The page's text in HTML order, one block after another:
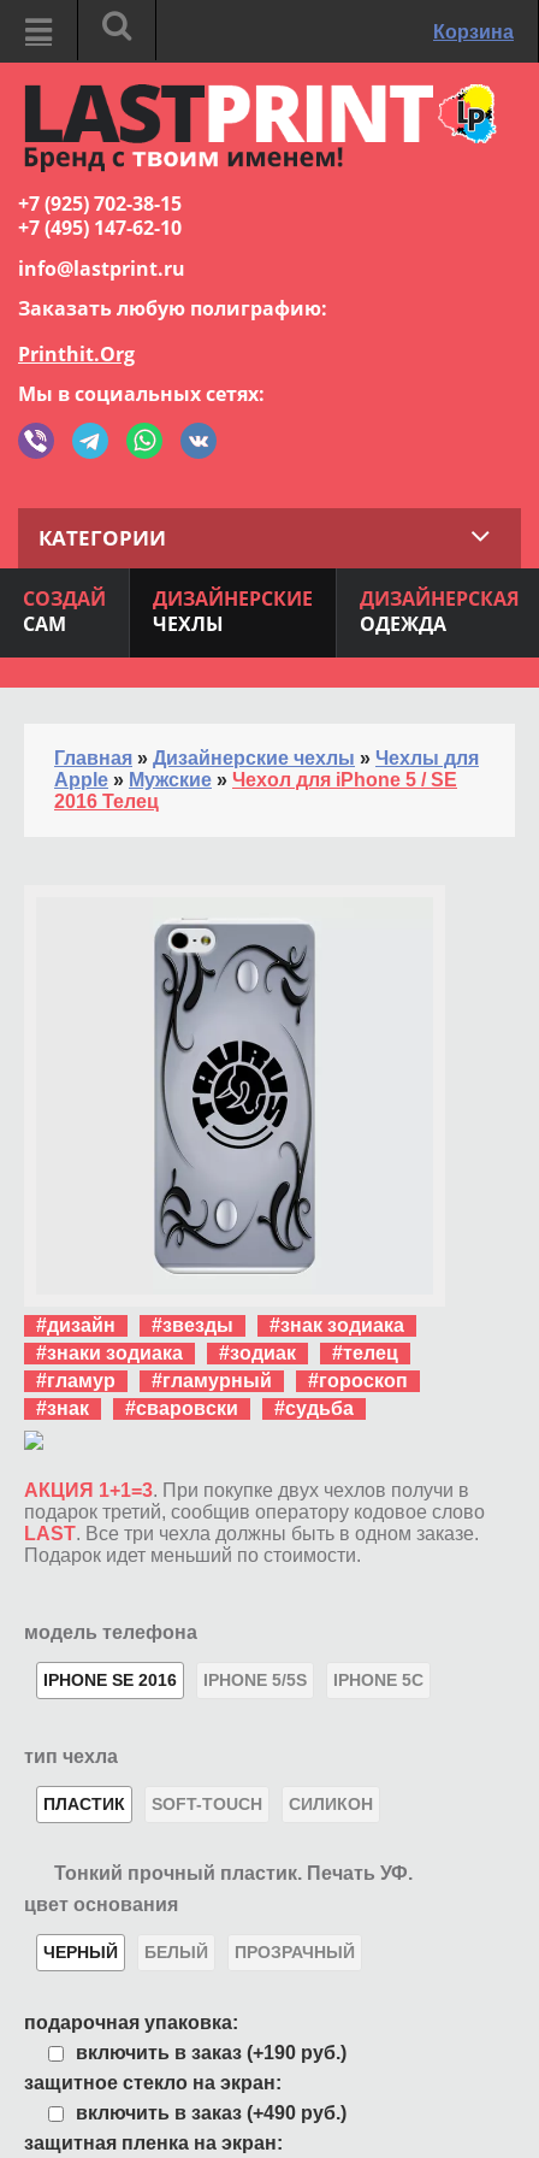
Корзина
+7 (925) 702-38-15
+7 (495) 147-62-10
info@lastprint.ru
Заказать любую полиграфию:
Printhit.Org
Мы в социальных сетях:
КАТЕГОРИИ
СОЗДАЙ
САМ
ДИЗАЙНЕРСКИЕ
ЧЕХЛЫ
ДИЗАЙНЕРСКАЯ
ОДЕЖДА
Главная » Дизайнерские чехлы » Чехлы для
Apple » Мужские » Чехол для iPhone 5 / SE
2016 Телец
#дизайн #звезды
#знак зодиака
#знаки зодиака
#зодиак
#телец
#гламур
#гламурный
#гороскоп
#знак
#сваровски #судьба
АКЦИЯ 1+1=3. При покупке двух чехлов получи в
подарок третий, сообщив оператору кодовое слово
LAST. Все три чехла должны быть в одном заказе.
Подарок идет меньший по стоимости.
модель телефона
IPHONE SE 2016 IPHONE 5/5S IPHONE 5C
тип чехла
ПЛАСТИК SOFT-TOUCH СИЛИКОН
Тонкий прочный пластик. Печать УФ.
цвет основания
ЧЕРНЫЙ БЕЛЫЙ ПРОЗРАЧНЫЙ
подарочная упаковка:
включить в заказ (+190 руб.)
защитное стекло на экран:
включить в заказ (+490 руб.)
защитная пленка на экран: